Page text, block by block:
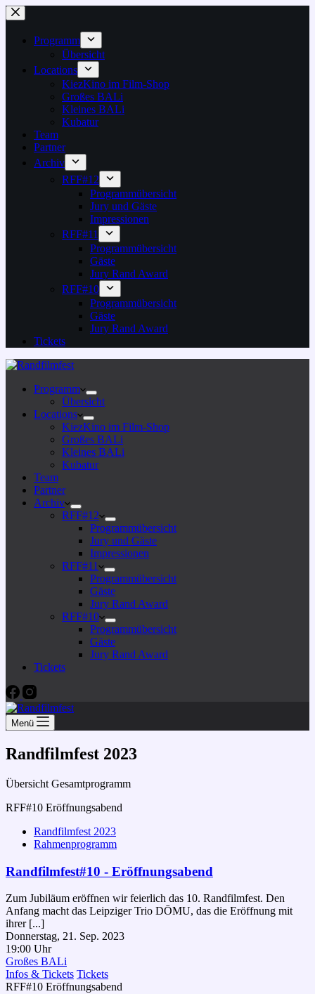
Zum
Inhalt
springenProgramm
Übersicht
Locations
KiezKino im Film-Shop
Großes BALi
Kleines BALi
Kubatur
Team
Partner
Archiv
RFF#12
Programmübersicht
Jury und Gäste
Impressionen
RFF#11
Programmübersicht
Gäste
Jury Rand Award
RFF#10
Programmübersicht
Gäste
Jury Rand Award
Tickets
Programm
Übersicht
Locations
KiezKino im Film-Shop
Großes BALi
Kleines BALi
Kubatur
Team
Partner
Archiv
RFF#12
Programmübersicht
Jury und Gäste
Impressionen
RFF#11
Programmübersicht
Gäste
Jury Rand Award
RFF#10
Programmübersicht
Gäste
Jury Rand Award
Tickets
Menü
Randfilmfest 2023
Übersicht Gesamtprogramm
RFF#10 Eröffnungsabend
Randfilmfest 2023
Rahmenprogramm
Randfilmfest#10 - Eröffnungsabend
Zum Jubiläum eröffnen wir feierlich das 10. Randfilmfest. Den
Anfang macht das Leipziger Trio DŌMU, das die Eröffnung mit
ihrer [...]
Donnerstag, 21. Sep. 2023
19:00 Uhr
Großes BALi
Infos & Tickets Tickets
RFF#10 Eröffnungsabend